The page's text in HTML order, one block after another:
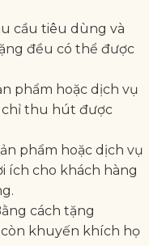
cầu tiêu dùng và
đều có thể được
phẩm hoặc dịch vụ
chỉ thu hút được
phẩm hoặc dịch vụ
ích cho khách hàng
cách tặng
khuyến khích họ